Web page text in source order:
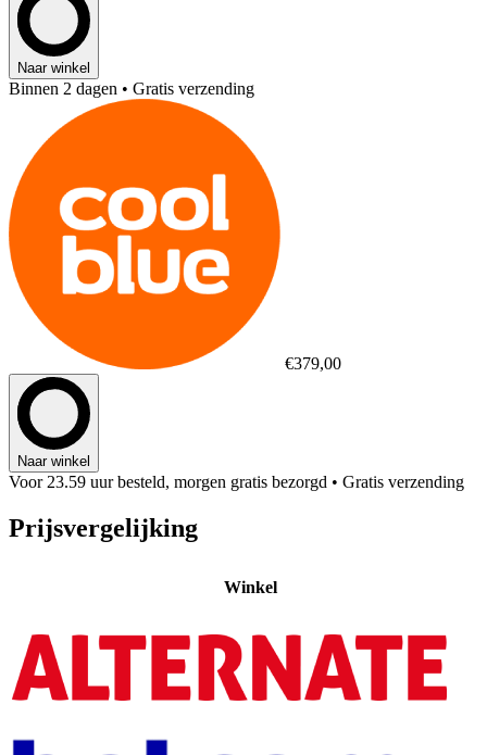
Naar winkel
Binnen 2 dagen • Gratis verzending
€379,00
Naar winkel
Voor 23.59 uur besteld, morgen gratis bezorgd • Gratis verzending
Prijsvergelijking
Winkel